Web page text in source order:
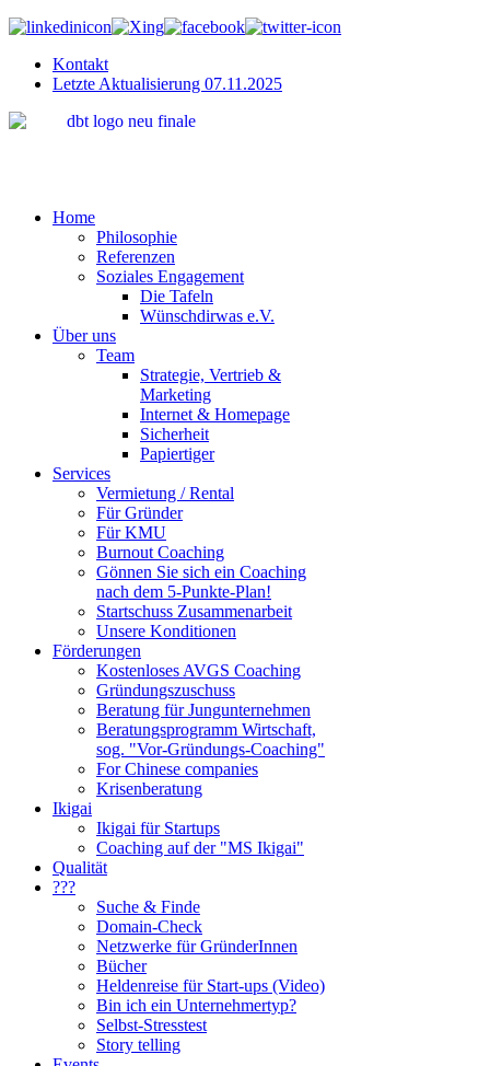
Kontakt
Letzte Aktualisierung 07.11.2025
"Wir
Home
Philosophie
Referenzen
Soziales Engagement
Die Tafeln
Wünschdirwas e.V.
Über uns
Team
Strategie, Vertrieb &
Marketing
Internet & Homepage
Sicherheit
Papiertiger
Services
Vermietung / Rental
Für Gründer
Für KMU
Burnout Coaching
Gönnen Sie sich ein Coaching
nach dem 5-Punkte-Plan!
Startschuss Zusammenarbeit
Unsere Konditionen
Förderungen
Kostenloses AVGS Coaching
Gründungszuschuss
Beratung für Jungunternehmen
Beratungsprogramm Wirtschaft,
sog. "Vor-Gründungs-Coaching"
For Chinese companies
Krisenberatung
Ikigai
Ikigai für Startups
Coaching auf der "MS Ikigai"
Qualität
???
Suche & Finde
Domain-Check
Netzwerke für GründerInnen
Bücher
Heldenreise für Start-ups (Video)
Bin ich ein Unternehmertyp?
Selbst-Stresstest
Story telling